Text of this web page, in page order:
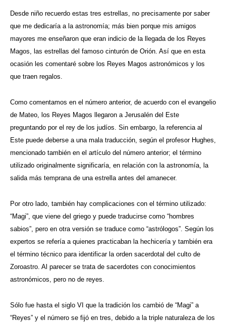
Desde niño recuerdo estas tres estrellas, no precisamente por saber
que me dedicaría a la astronomía; más bien porque mis amigos
mayores me enseñaron que eran indicio de la llegada de los Reyes
Magos, las estrellas del famoso cinturón de Orión. Así que en esta
ocasión les comentaré sobre los Reyes Magos astronómicos y los
que traen regalos.
Como comentamos en el número anterior, de acuerdo con el evangelio
de Mateo, los Reyes Magos llegaron a Jerusalén del Este
preguntando por el rey de los judíos. Sin embargo, la referencia al
Este puede deberse a una mala traducción, según el profesor Hughes,
mencionado también en el artículo del número anterior; el término
utilizado originalmente significaría, en relación con la astronomía, la
salida más temprana de una estrella antes del amanecer.
Por otro lado, también hay complicaciones con el término utilizado:
“Magi”, que viene del griego y puede traducirse como “hombres
sabios”, pero en otra versión se traduce como “astrólogos”. Según los
expertos se refería a quienes practicaban la hechicería y también era
el término técnico para identificar la orden sacerdotal del culto de
Zoroastro. Al parecer se trata de sacerdotes con conocimientos
astronómicos, pero no de reyes.
Sólo fue hasta el siglo VI que la tradición los cambió de “Magi” a
“Reyes” y el número se fijó en tres, debido a la triple naturaleza de los